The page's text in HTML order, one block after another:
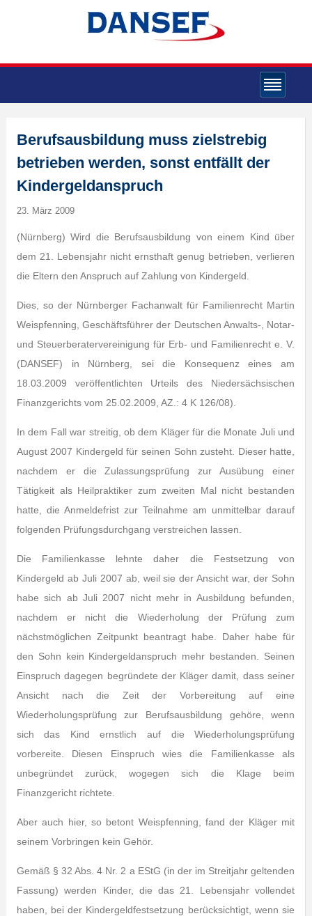
Berufsausbildung muss zielstrebig
betrieben werden, sonst entfällt der
Kindergeldanspruch
23. März 2009
(Nürnberg) Wird die Berufsausbildung von einem Kind über
dem 21. Lebensjahr nicht ernsthaft genug betrieben, verlieren
die Eltern den Anspruch auf Zahlung von Kindergeld.
Dies, so der Nürnberger Fachanwalt für Familienrecht Martin
Weispfenning, Geschäftsführer der Deutschen Anwalts-, Notar-
und Steuerberatervereinigung für Erb- und Familienrecht e. V.
(DANSEF) in Nürnberg, sei die Konsequenz eines am
18.03.2009 veröffentlichten Urteils des Niedersächsischen
Finanzgerichts vom 25.02.2009, AZ.: 4 K 126/08).
In dem Fall war streitig, ob dem Kläger für die Monate Juli und
August 2007 Kindergeld für seinen Sohn zusteht. Dieser hatte,
nachdem er die Zulassungsprüfung zur Ausübung einer
Tätigkeit als Heilpraktiker zum zweiten Mal nicht bestanden
hatte, die Anmeldefrist zur Teilnahme am unmittelbar darauf
folgenden Prüfungsdurchgang verstreichen lassen.
Die Familienkasse lehnte daher die Festsetzung von
Kindergeld ab Juli 2007 ab, weil sie der Ansicht war, der Sohn
habe sich ab Juli 2007 nicht mehr in Ausbildung befunden,
nachdem er nicht die Wiederholung der Prüfung zum
nächstmöglichen Zeitpunkt beantragt habe. Daher habe für
den Sohn kein Kindergeldanspruch mehr bestanden. Seinen
Einspruch dagegen begründete der Kläger damit, dass seiner
Ansicht nach die Zeit der Vorbereitung auf eine
Wiederholungsprüfung zur Berufsausbildung gehöre, wenn
sich das Kind ernstlich auf die Wiederholungsprüfung
vorbereite. Diesen Einspruch wies die Familienkasse als
unbegründet zurück, wogegen sich die Klage beim
Finanzgericht richtete.
Aber auch hier, so betont Weispfenning, fand der Kläger mit
seinem Vorbringen kein Gehör.
Gemäß § 32 Abs. 4 Nr. 2 a EStG (in der im Streitjahr geltenden
Fassung) werden Kinder, die das 21. Lebensjahr vollendet
haben, bei der Kindergeldfestsetzung berücksichtigt, wenn sie